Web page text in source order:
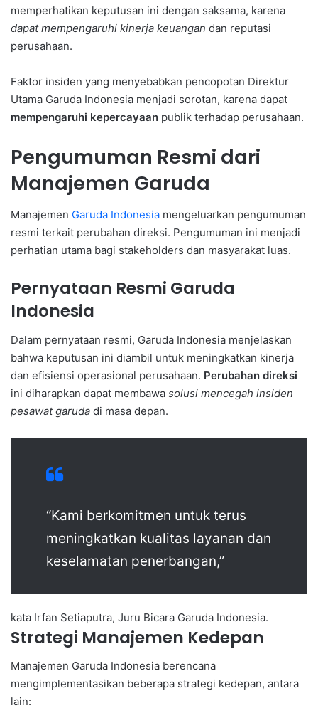
memperhatikan keputusan ini dengan saksama, karena
dapat mempengaruhi kinerja keuangan dan reputasi
perusahaan.
Faktor insiden yang menyebabkan pencopotan Direktur
Utama Garuda Indonesia menjadi sorotan, karena dapat
mempengaruhi kepercayaan publik terhadap perusahaan.
Pengumuman Resmi dari
Manajemen Garuda
Manajemen Garuda Indonesia mengeluarkan pengumuman
resmi terkait perubahan direksi. Pengumuman ini menjadi
perhatian utama bagi stakeholders dan masyarakat luas.
Pernyataan Resmi Garuda
Indonesia
Dalam pernyataan resmi, Garuda Indonesia menjelaskan
bahwa keputusan ini diambil untuk meningkatkan kinerja
dan efisiensi operasional perusahaan. Perubahan direksi
ini diharapkan dapat membawa solusi mencegah insiden
pesawat garuda di masa depan.
“Kami berkomitmen untuk terus
meningkatkan kualitas layanan dan
keselamatan penerbangan,”
kata Irfan Setiaputra, Juru Bicara Garuda Indonesia.
Strategi Manajemen Kedepan
Manajemen Garuda Indonesia berencana
mengimplementasikan beberapa strategi kedepan, antara
lain: